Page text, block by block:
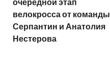
велокросса от команды
Серпантин и Анатолия
Нестерова